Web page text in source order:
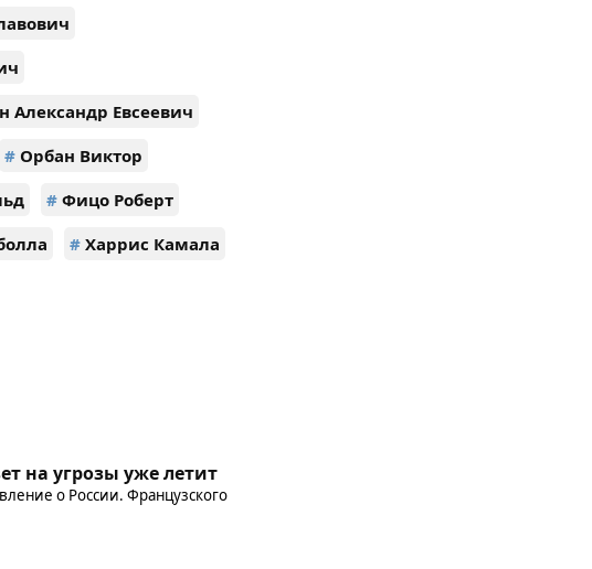
Евсеевич
#Орбан Виктор
#Фицо Роберт
#Харрис Камала
на угрозы уже летит
о России. Французского